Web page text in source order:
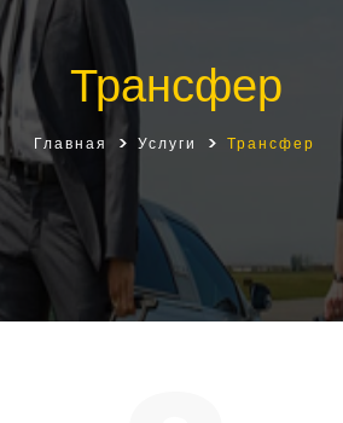
Трансфер
Главная Услуги Трансфер